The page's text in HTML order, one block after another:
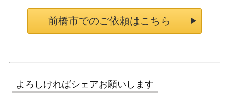
前橋市でのご依頼はこちら
よろしければシェアお願いします